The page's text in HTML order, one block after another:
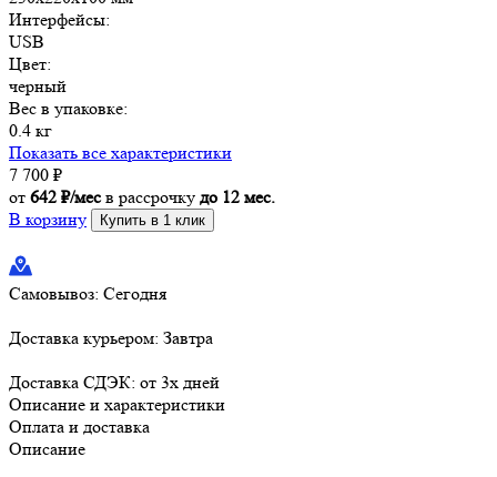
Интерфейсы:
USB
Цвет:
черный
Вес в упаковке:
0.4 кг
Показать все характеристики
7 700 ₽
от 642 ₽/месв рассрочку до 12 мес.
В корзину
Купить в 1 клик
Самовывоз: Сегодня
Доставка курьером: Завтра
Доставка СДЭК: от 3х дней
Описание и характеристики
Оплата и доставка
Описание